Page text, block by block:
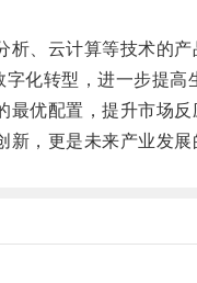
云计算等技术的产
转型，进一步提高
配置，提升市场反
，更是未来产业发展